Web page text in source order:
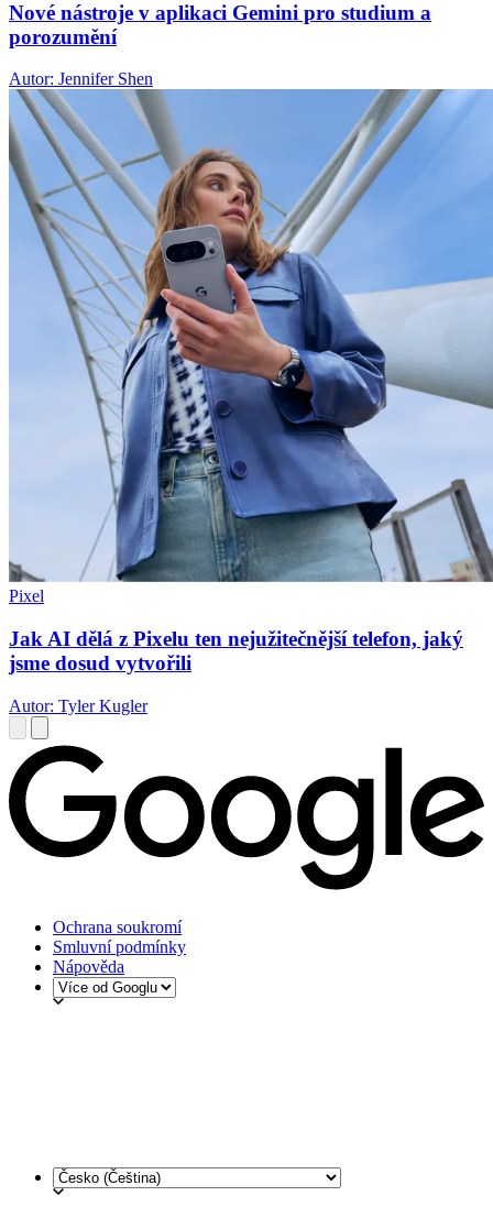
Nové nástroje v aplikaci Gemini pro studium a
porozumění
Autor: Jennifer Shen
Pixel
Jak AI dělá z Pixelu ten nejužitečnější telefon, jaký
jsme dosud vytvořili
Autor: Tyler Kugler
Ochrana soukromí
Smluvní podmínky
Nápověda